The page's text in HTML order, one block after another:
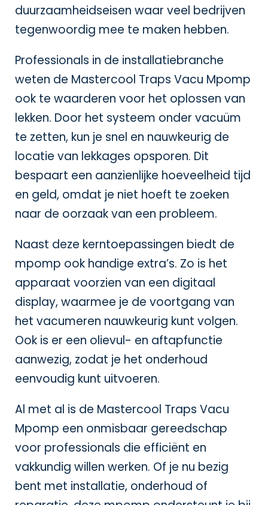
duurzaamheidseisen waar veel bedrijven
tegenwoordig mee te maken hebben.
Professionals in de installatiebranche
weten de Mastercool Traps Vacu Mpomp
ook te waarderen voor het oplossen van
lekken. Door het systeem onder vacuüm
te zetten, kun je snel en nauwkeurig de
locatie van lekkages opsporen. Dit
bespaart een aanzienlijke hoeveelheid tijd
en geld, omdat je niet hoeft te zoeken
naar de oorzaak van een probleem.
Naast deze kerntoepassingen biedt de
mpomp ook handige extra’s. Zo is het
apparaat voorzien van een digitaal
display, waarmee je de voortgang van
het vacumeren nauwkeurig kunt volgen.
Ook is er een olievul- en aftapfunctie
aanwezig, zodat je het onderhoud
eenvoudig kunt uitvoeren.
Al met al is de Mastercool Traps Vacu
Mpomp een onmisbaar gereedschap
voor professionals die efficiënt en
vakkundig willen werken. Of je nu bezig
bent met installatie, onderhoud of